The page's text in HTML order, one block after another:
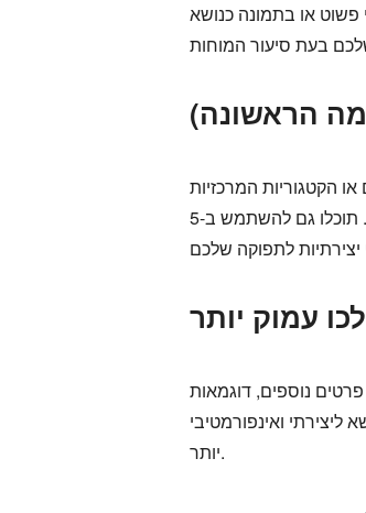
או בתמונה כנושא
הקטגוריות המרכזיות
הקשורות לנושא הראשי שלכם. תוכלו לצייר או לצרף ענפים מסביב למרכז. תוכלו גם לתייג כל ענף במילת מפתח אחת. תוכלו גם להשתמש ב-5W וב-1H:
נוספים, דוגמאות
ואינפורמטיבי
יותר.